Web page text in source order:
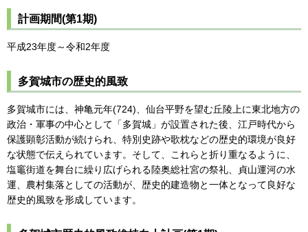
計画期間(第1期)
平成23年度～令和2年度
多賀城市の歴史的風致
多賀城市には、神亀元年(724)、仙台平野を望む丘陵上に東北地方の
政治・軍事の中心として「多賀城」が設置された後、江戸時代から
保護顕彰活動が続けられ、特別史跡や歌枕などの歴史的環境が良好
な状態で伝えられています。そして、これらと折り重なるように、
塩竈街道を舞台に繰り広げられる陸奥総社宮の祭礼、貞山運河の水
運、農村集落としての活動が、歴史的建造物と一体となって良好な
歴史的風致を形成しています。